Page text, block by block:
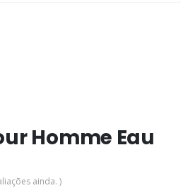
Homme Eau
ainda. )